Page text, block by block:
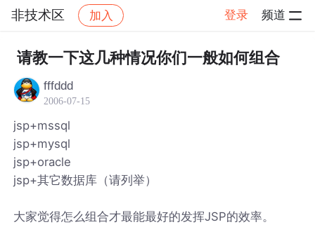
非技术区 加入 登录 频道
社区 非技术区 帖子详情
请教一下这几种情况你们一般如何组合
fffddd
2006-07-15
jsp+mssql
jsp+mysql
jsp+oracle
jsp+其它数据库（请列举）
大家觉得怎么组合才最能最好的发挥JSP的效率。